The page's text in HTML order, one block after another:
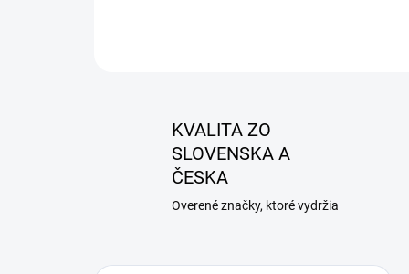
KVALITA ZO
SLOVENSKA A
ČESKA
Overené značky, ktoré vydržia